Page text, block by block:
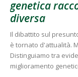
genetica
diversa
Il dibattito sul
è tornato d'attualità.
Distinguiamo tra
miglioramento